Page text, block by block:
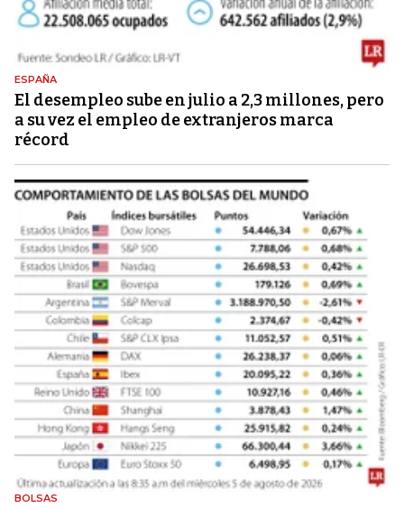
ESPAÑA
El desempleo sube en julio a 2,3 millones, pero
a su vez el empleo de extranjeros marca
récord
BOLSAS